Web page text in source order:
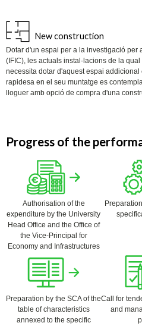
New construction
Dotar d'un espai per a la investigació per
(IFIC), les actuals instal·lacions de la
necessita dotar d'aquest espai addicional
rapidesa en el seu muntatge es
lloguer amb opció de compra d'una
Progress of the
Authorisation of the
expenditure by the University
Head Office and the Office of
the Vice-Principal for
Economy and Infrastructures
Preparation by the SCA of the
table of characteristics
annexed to the specific
Call for
and